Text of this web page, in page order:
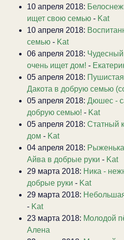
10 апреля 2018:
ищет свою семью - Kat
10 апреля 2018:
семью - Kat
06 апреля 2018:
очень ищет дом! -
05 апреля 2018:
Дакота в добрую семью
05 апреля 2018: Дюшес -
добрую семью! - Kat
05 апреля 2018: Статный
дом - Kat
04 апреля 2018:
Айва в добрые руки - Kat
29 марта 2018: Ника -
добрые руки - Kat
29 марта 2018:
- Kat
23 марта 2018: Молодой
Алена